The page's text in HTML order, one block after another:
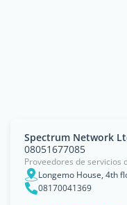
Spectrum Network
08051677085
Proveedores de servicios
08170041369